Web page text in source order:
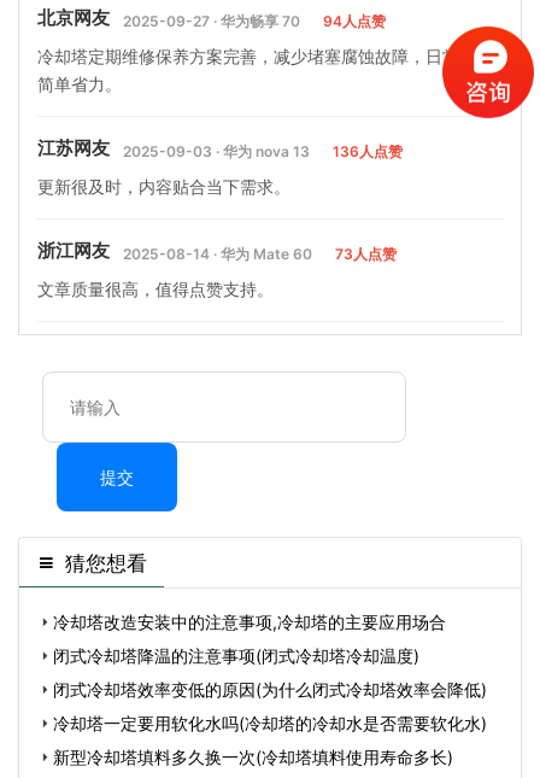
北京网友 2025-09-27 · 华为畅享 70 94人点赞
冷却塔定期维修保养方案完善，减少堵塞腐蚀故障，日常运维
简单省力。
江苏网友 2025-09-03 · 华为 nova 13 136人点赞
更新很及时，内容贴合当下需求。
浙江网友 2025-08-14 · 华为 Mate 60 73人点赞
文章质量很高，值得点赞支持。
提交
猜您想看
冷却塔改造安装中的注意事项,冷却塔的主要应用场合
闭式冷却塔降温的注意事项(闭式冷却塔冷却温度)
闭式冷却塔效率变低的原因(为什么闭式冷却塔效率会降低)
冷却塔一定要用软化水吗​(冷却塔的冷却水是否需要软化水)
新型冷却塔填料多久换一次(冷却塔填料使用寿命多长)